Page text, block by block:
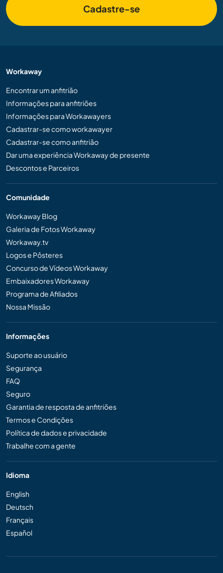
Cadastre-se
Workaway
Encontrar um anfitrião
Informações para anfitriões
Informações para Workawayers
Cadastrar-se como workawayer
Cadastrar-se como anfitrião
Dar uma experiência Workaway de presente
Descontos e Parceiros
Comunidade
Workaway Blog
Galeria de Fotos Workaway
Workaway.tv
Logos e Pôsteres
Concurso de Vídeos Workaway
Embaixadores Workaway
Programa de Afiliados
Nossa Missão
Informações
Suporte ao usuário
Segurança
FAQ
Seguro
Garantia de resposta de anfitriões
Termos e Condições
Política de dados e privacidade
Trabalhe com a gente
Idioma
English
Deutsch
Français
Español